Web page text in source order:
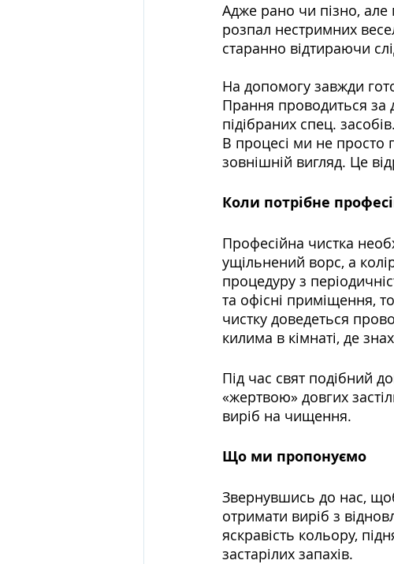
Адже рано чи пізно, але
розпал нестримних
старанно відтираючи
На допомогу завжди
Прання проводиться за
підібраних спец.
В процесі ми не просто
зовнішній вигляд. Це
Коли потрібне
Професійна чистка
ущільнений ворс, а
процедуру з
та офісні приміщення,
чистку доведеться
килима в кімнаті, де
Під час свят подібний
«жертвою» довгих
виріб на чищення.
Що ми пропонуємо
Звернувшись до нас,
отримати виріб з
яскравість кольору,
застарілих запахів.